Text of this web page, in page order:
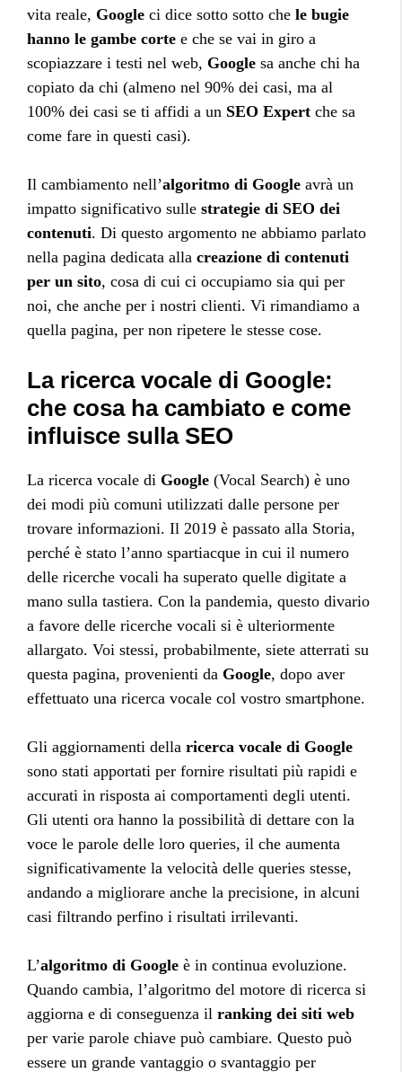
vita reale, Google ci dice sotto sotto che le bugie
hanno le gambe corte e che se vai in giro a
scopiazzare i testi nel web, Google sa anche chi ha
copiato da chi (almeno nel 90% dei casi, ma al
100% dei casi se ti affidi a un SEO Expert che sa
come fare in questi casi).
Il cambiamento nell’algoritmo di Google avrà un
impatto significativo sulle strategie di SEO dei
contenuti. Di questo argomento ne abbiamo parlato
nella pagina dedicata alla creazione di contenuti
per un sito, cosa di cui ci occupiamo sia qui per
noi, che anche per i nostri clienti. Vi rimandiamo a
quella pagina, per non ripetere le stesse cose.
La ricerca vocale di Google:
che cosa ha cambiato e come
influisce sulla SEO
La ricerca vocale di Google (Vocal Search) è uno
dei modi più comuni utilizzati dalle persone per
trovare informazioni. Il 2019 è passato alla Storia,
perché è stato l’anno spartiacque in cui il numero
delle ricerche vocali ha superato quelle digitate a
mano sulla tastiera. Con la pandemia, questo divario
a favore delle ricerche vocali si è ulteriormente
allargato. Voi stessi, probabilmente, siete atterrati su
questa pagina, provenienti da Google, dopo aver
effettuato una ricerca vocale col vostro smartphone.
Gli aggiornamenti della ricerca vocale di Google
sono stati apportati per fornire risultati più rapidi e
accurati in risposta ai comportamenti degli utenti.
Gli utenti ora hanno la possibilità di dettare con la
voce le parole delle loro queries, il che aumenta
significativamente la velocità delle queries stesse,
andando a migliorare anche la precisione, in alcuni
casi filtrando perfino i risultati irrilevanti.
L’algoritmo di Google è in continua evoluzione.
Quando cambia, l’algoritmo del motore di ricerca si
aggiorna e di conseguenza il ranking dei siti web
per varie parole chiave può cambiare. Questo può
essere un grande vantaggio o svantaggio per